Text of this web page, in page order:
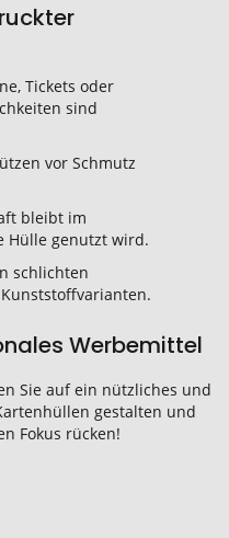
Tickets oder
sind
vor Schmutz
bleibt im
Hülle genutzt wird.
schlichten
Werbemittel
Sie auf ein nützliches und
gestalten und
Fokus rücken!